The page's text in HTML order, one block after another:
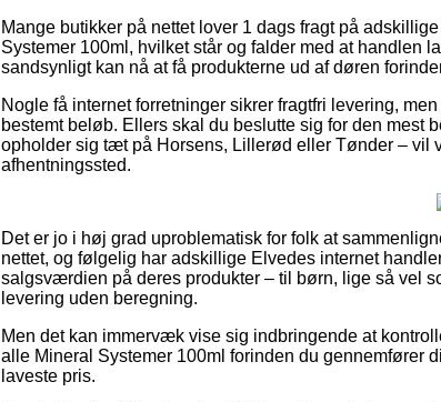
Mange butikker på nettet lover 1 dags fragt på
Systemer 100ml, hvilket står og falder med at handlen
sandsynligt kan nå at få produkterne ud af døren
Nogle få internet forretninger sikrer fragtfri levering,
bestemt beløb. Ellers skal du beslutte sig for den mest
opholder sig tæt på Horsens, Lillerød eller Tønder – vil
afhentningssted.
Det er jo i høj grad uproblematisk for folk at
nettet, og følgelig har adskillige Elvedes internet
salgsværdien på deres produkter – til børn, lige så vel
levering uden beregning.
Men det kan immervæk vise sig indbringende at
alle Mineral Systemer 100ml forinden du gennemfører
laveste pris.